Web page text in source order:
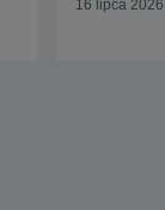
16 lipca 2026